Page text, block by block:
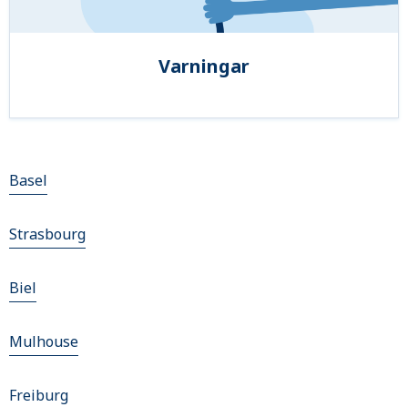
Varningar
Basel
Strasbourg
Biel
Mulhouse
Freiburg